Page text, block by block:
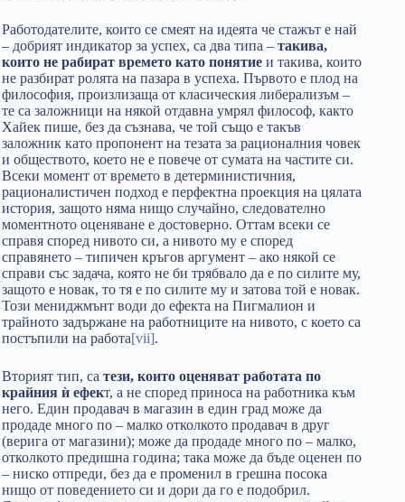
Работодателите, които се смеят на идеята че стажът е най
– добрият индикатор за успех, са два типа – такива,
които не рабират времето като понятие и такива, които
не разбират ролята на пазара в успеха. Първото е плод на
философия, произлизаща от класическия либерализъм –
те са заложници на някой отдавна умрял философ, както
Хайек пише, без да съзнава, че той също е такъв
заложник като пропонент на тезата за рационалния човек
и обществото, което не е повече от сумата на частите си.
Всеки момент от времето в детерминистичния,
рационалистичен подход е перфектна проекция на цялата
история, защото няма нищо случайно, следователно
моментното оценяване е достоверно. Оттам всеки се
справя според нивото си, а нивото му е според
справянето – типичен кръгов аргумент – ако някой се
справи със задача, която не би трябвало да е по силите му,
защото е новак, то тя е по силите му и затова той е новак.
Този мениджмънт води до ефекта на Пигмалион и
трайното задържане на работниците на нивото, с което са
постъпили на работа[vii].
Вторият тип, са тези, които оценяват работата по
крайния ѝ ефект, а не според приноса на работника към
него. Един продавач в магазин в един град може да
продаде много по – малко отколкото продавач в друг
(верига от магазини); може да продаде много по – малко,
отколкото предишна година; така може да бъде оценен по
– ниско отпреди, без да е променил в грешна посока
нищо от поведението си и дори да го е подобрил.